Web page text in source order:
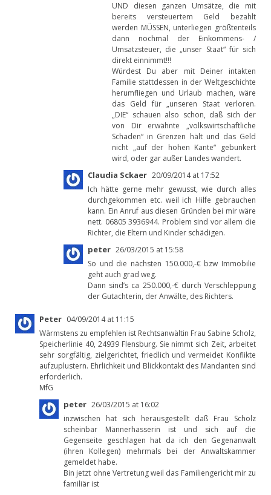
UND diesen ganzen Umsätze, die mit
bereits versteuertem Geld bezahlt
werden MÜSSEN, unterliegen größtenteils
dann nochmal der Einkommens- /
Umsatzsteuer, die „unser Staat“ für sich
direkt einnimmt!!!
Würdest Du aber mit Deiner intakten
Familie stattdessen in der Weltgeschichte
herumfliegen und Urlaub machen, wäre
das Geld für „unseren Staat verloren.
„DIE“ schauen also schon, daß sich der
von Dir erwähnte „volkswirtschaftliche
Schaden“ in Grenzen hält und das Geld
nicht „auf der hohen Kante“ gebunkert
wird, oder gar außer Landes wandert.
Claudia Sckaer 20/09/2014 at 17:52
Ich hätte gerne mehr gewusst, wie durch alles
durchgekommen etc. weil ich Hilfe gebrauchen
kann. Ein Anruf aus diesen Gründen bei mir wäre
nett. 06805 3936944. Problem sind vor allem die
Richter, die Eltern und Kinder schädigen.
peter 26/03/2015 at 15:58
So und die nächsten 150.000,-€ bzw Immobilie
geht auch grad weg.
Dann sind’s ca 250.000,-€ durch Verschleppung
der Gutachterin, der Anwälte, des Richters.
Peter 04/09/2014 at 11:15
Wärmstens zu empfehlen ist Rechtsanwältin Frau Sabine Scholz,
Speicherlinie 40, 24939 Flensburg. Sie nimmt sich Zeit, arbeitet
sehr sorgfältig, zielgerichtet, friedlich und vermeidet Konflikte
aufzuplustern. Ehrlichkeit und Blickkontakt des Mandanten sind
erforderlich.
MfG
peter 26/03/2015 at 16:02
inzwischen hat sich herausgestellt daß Frau Scholz
scheinbar Männerhasserin ist und sich auf die
Gegenseite geschlagen hat da ich den Gegenanwalt
(ihren Kollegen) mehrmals bei der Anwaltskammer
gemeldet habe.
Bin jetzt ohne Vertretung weil das Familiengericht mir zu
familiär ist